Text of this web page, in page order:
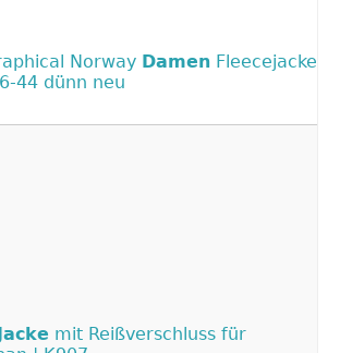
Norway Damen Fleecejacke
44 dünn neu
mit Reißverschluss für